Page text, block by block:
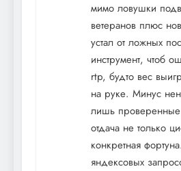
мимо ловушки
ветеранов плюс
устал от ложных
инструмент, чтоб
rtp, будто вес
на руке. Минус
лишь проверенные
отдача не только
конкретная
яндексовых